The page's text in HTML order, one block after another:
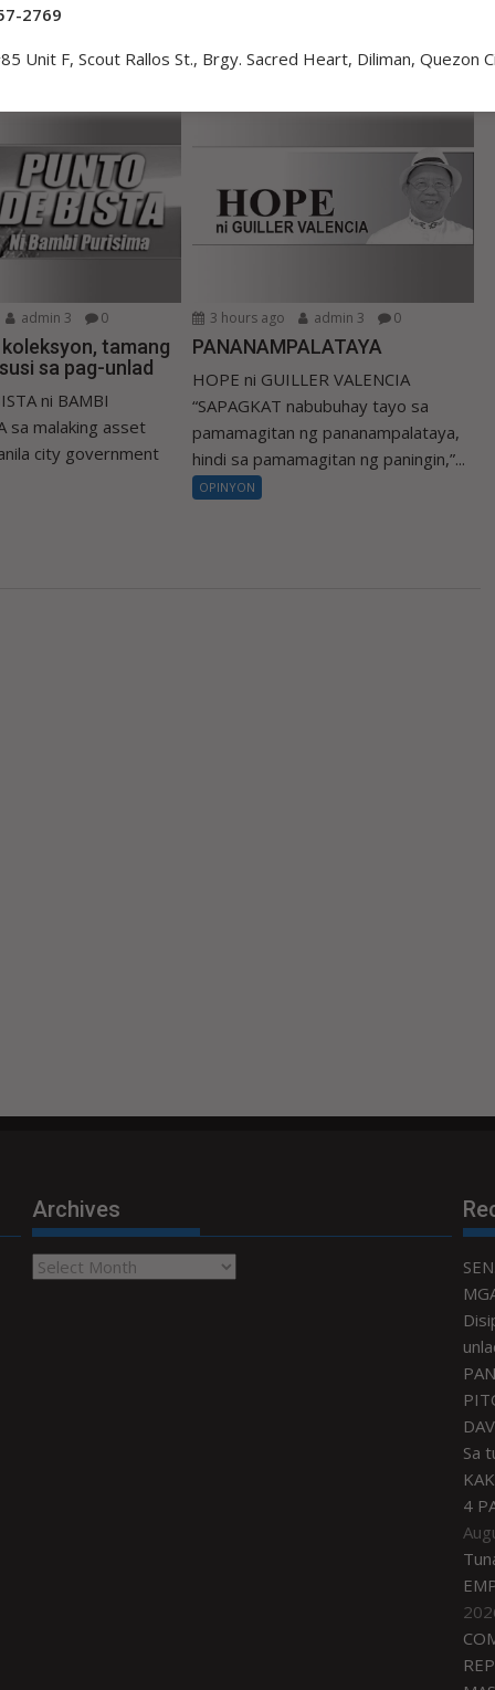
admin 3 0
tamang
sa pag-unlad
ni BAMBI
sa malaking asset
city government
3 hours ago admin 3 0
PANANAMPALATAYA
HOPE ni GUILLER VALENCIA
“SAPAGKAT nabubuhay tayo sa
pamamagitan ng pananampalataya,
hindi sa pamamagitan ng paningin,”...
OPINYON
Archives
Archives
Sa
4
2769
Unit F, Scout Rallos St., Brgy. Sacred Heart, Diliman, Quezon